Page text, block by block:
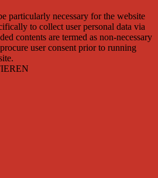
particularly necessary for the website
to collect user personal data via
contents are termed as non-necessary
user consent prior to running